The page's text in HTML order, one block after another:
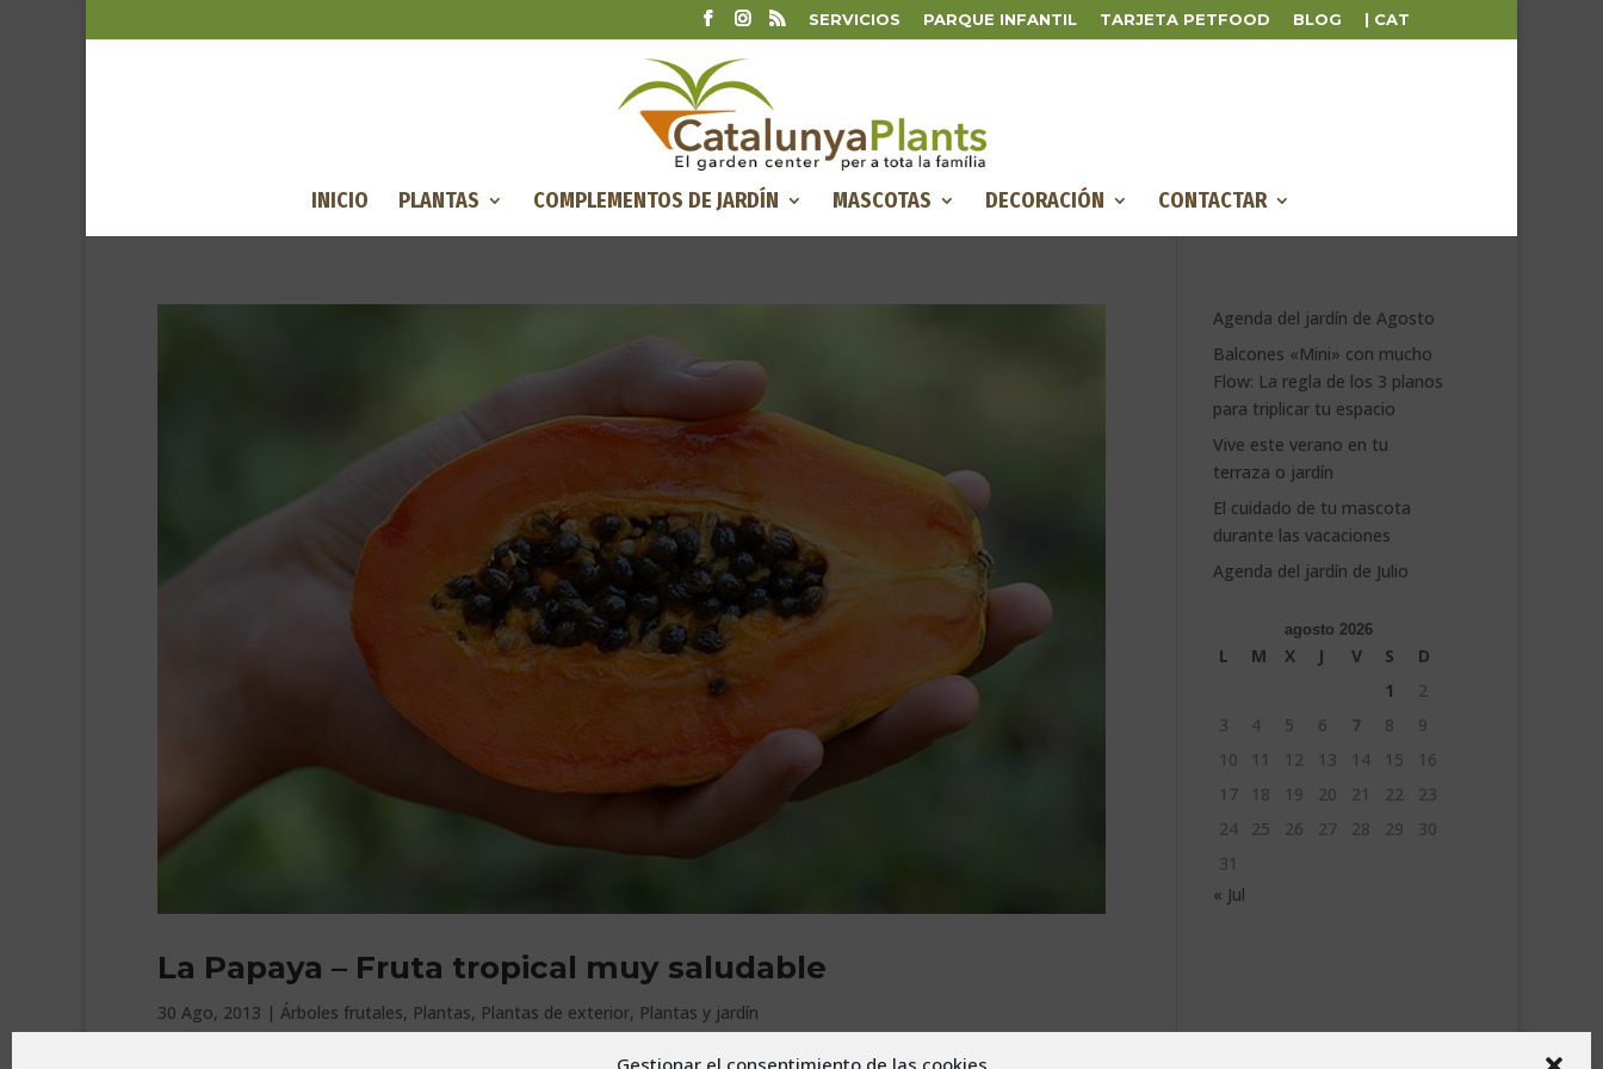
Gestionar el consentimiento de las cookies
SERVICIOS PARQUE INFANTIL TARJETA PETFOOD BLOG | CAT
INICIO PLANTAS COMPLEMENTOS DE JARDÍN MASCOTAS DECORACIÓN CONTACTAR
La Papaya – Fruta tropical muy saludable
30 Ago, 2013 | Árboles frutales, Plantas, Plantas de exterior, Plantas y jardín
Agenda del jardín de Agosto
Balcones «Mini» con mucho
Flow: La regla de los 3 planos
para triplicar tu espacio
Vive este verano en tu
terraza o jardín
El cuidado de tu mascota
durante las vacaciones
Agenda del jardín de Julio
agosto 2026
L M X J V S
D
1
2
3
4 5 6 7 8
9
10
11 12 13 14 15
16
17
18 19 20 21 22
23
24
25 26 27 28 29
30
31
« Jul